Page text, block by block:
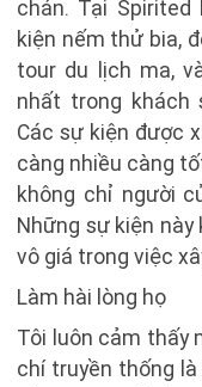
chán. Tại
kiện nếm thử bia,
tour du lịch ma,
nhất trong khách
Các sự kiện được
càng nhiều càng
không chỉ người
Những sự kiện
vô giá trong việc
Làm hài lòng họ
Tôi luôn cảm thấy
chí truyền thống